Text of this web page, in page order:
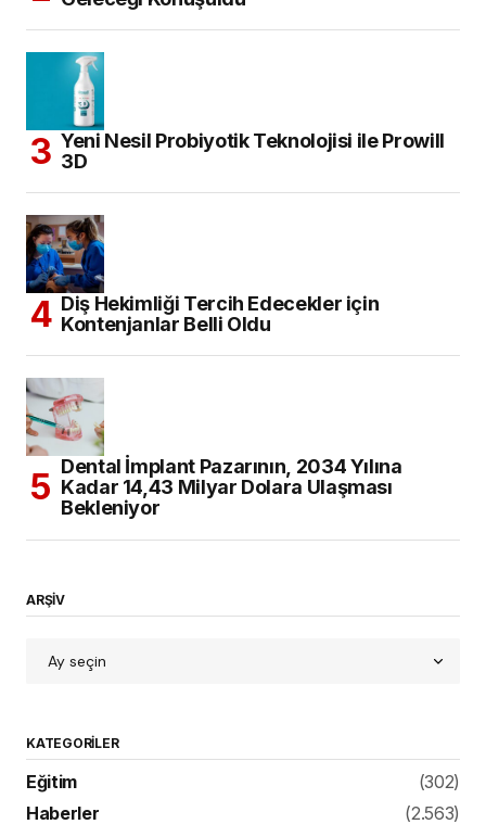
Yeni Nesil Probiyotik Teknolojisi ile Prowill
3D
Diş Hekimliği Tercih Edecekler için
Kontenjanlar Belli Oldu
Dental İmplant Pazarının, 2034 Yılına
Kadar 14,43 Milyar Dolara Ulaşması
Bekleniyor
ARŞİV
KATEGORILER
Eğitim
(302)
Haberler
(2.563)